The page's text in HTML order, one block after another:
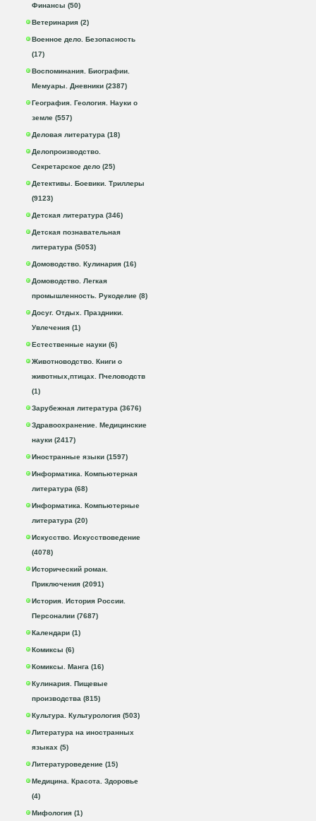
Финансы (50)
Ветеринария (2)
Военное дело. Безопасность
(17)
Воспоминания. Биографии.
Мемуары. Дневники (2387)
География. Геология. Науки о
земле (557)
Деловая литература (18)
Делопроизводство.
Секретарское дело (25)
Детективы. Боевики. Триллеры
(9123)
Детская литература (346)
Детская познавательная
литература (5053)
Домоводство. Кулинария (16)
Домоводство. Легкая
промышленность. Рукоделие (8)
Досуг. Отдых. Праздники.
Увлечения (1)
Естественные науки (6)
Животноводство. Книги о
животных,птицах. Пчеловодств
(1)
Зарубежная литература (3676)
Здравоохранение. Медицинские
науки (2417)
Иностранные языки (1597)
Информатика. Компьютерная
литература (68)
Информатика. Компьютерные
литература (20)
Искусство. Искусствоведение
(4078)
Исторический роман.
Приключения (2091)
История. История России.
Персоналии (7687)
Календари (1)
Комиксы (6)
Комиксы. Манга (16)
Кулинария. Пищевые
производства (815)
Культура. Культурология (503)
Литература на иностранных
языках (5)
Литературоведение (15)
Медицина. Красота. Здоровье
(4)
Мифология (1)